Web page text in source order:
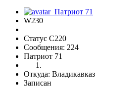
W230
Статус C220
Сообщения: 224
Патриот 71
Откуда: Владикавказ
Записан